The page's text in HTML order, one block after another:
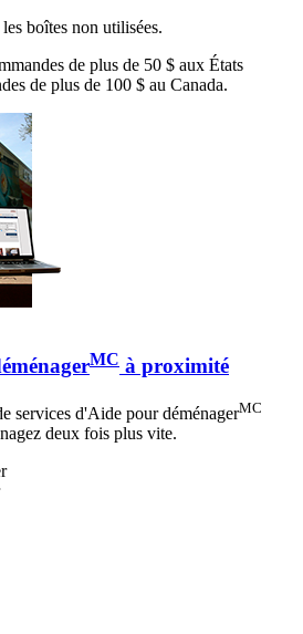
boîtes non utilisées.
de plus de 50 $ aux États
de plus de 100 $ au Canada.
MC à proximité
services d'Aide pour déménagerMC
deux fois plus vite.